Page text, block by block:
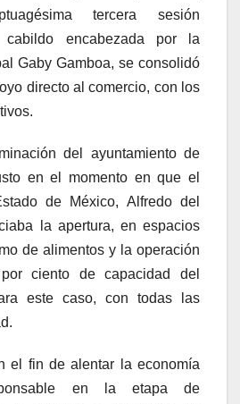
tercera sesión
cabildo encabezada por la
Gaby Gamboa, se consolidó
directo al comercio, con los
del ayuntamiento de
en el momento en que el
de México, Alfredo del
la apertura, en espacios
de alimentos y la operación
ciento de capacidad del
este caso, con todas las
el fin de alentar la economía
en la etapa de